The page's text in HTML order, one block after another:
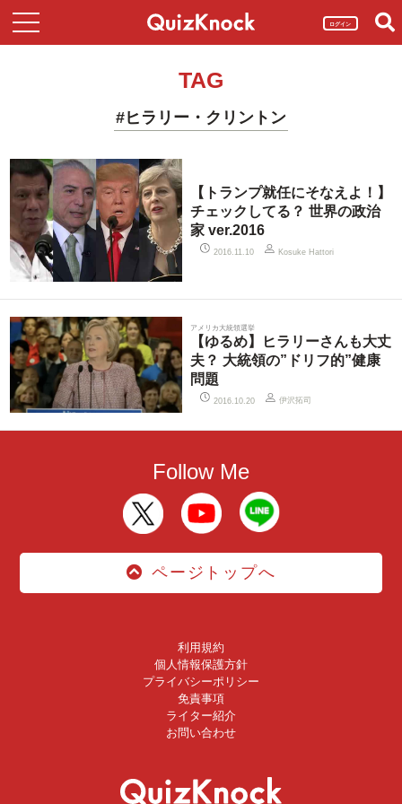
ログイン
TAG
#ヒラリー・クリントン
【トランプ就任にそなえよ！】
チェックしてる？ 世界の政治
家 ver.2016
2016.11.10 Kosuke Hattori
アメリカ大統領選挙
【ゆるめ】ヒラリーさんも大丈
夫？ 大統領の”ドリフ的”健康
問題
2016.10.20 伊沢拓司
Follow Me
ページトップへ
利用規約
個人情報保護方針
プライバシーポリシー
免責事項
ライター紹介
お問い合わせ